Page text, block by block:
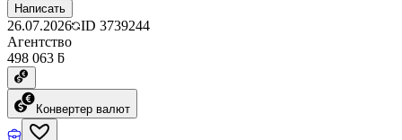
Написать
26.07.2026 ID 3739244
Агентство
498 063 ƃ
Конвертер валют